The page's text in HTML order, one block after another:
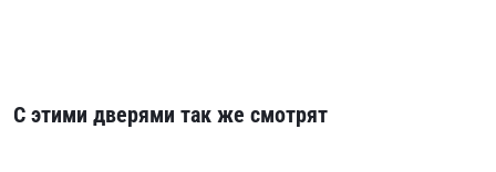
С этими дверями так же смотрят